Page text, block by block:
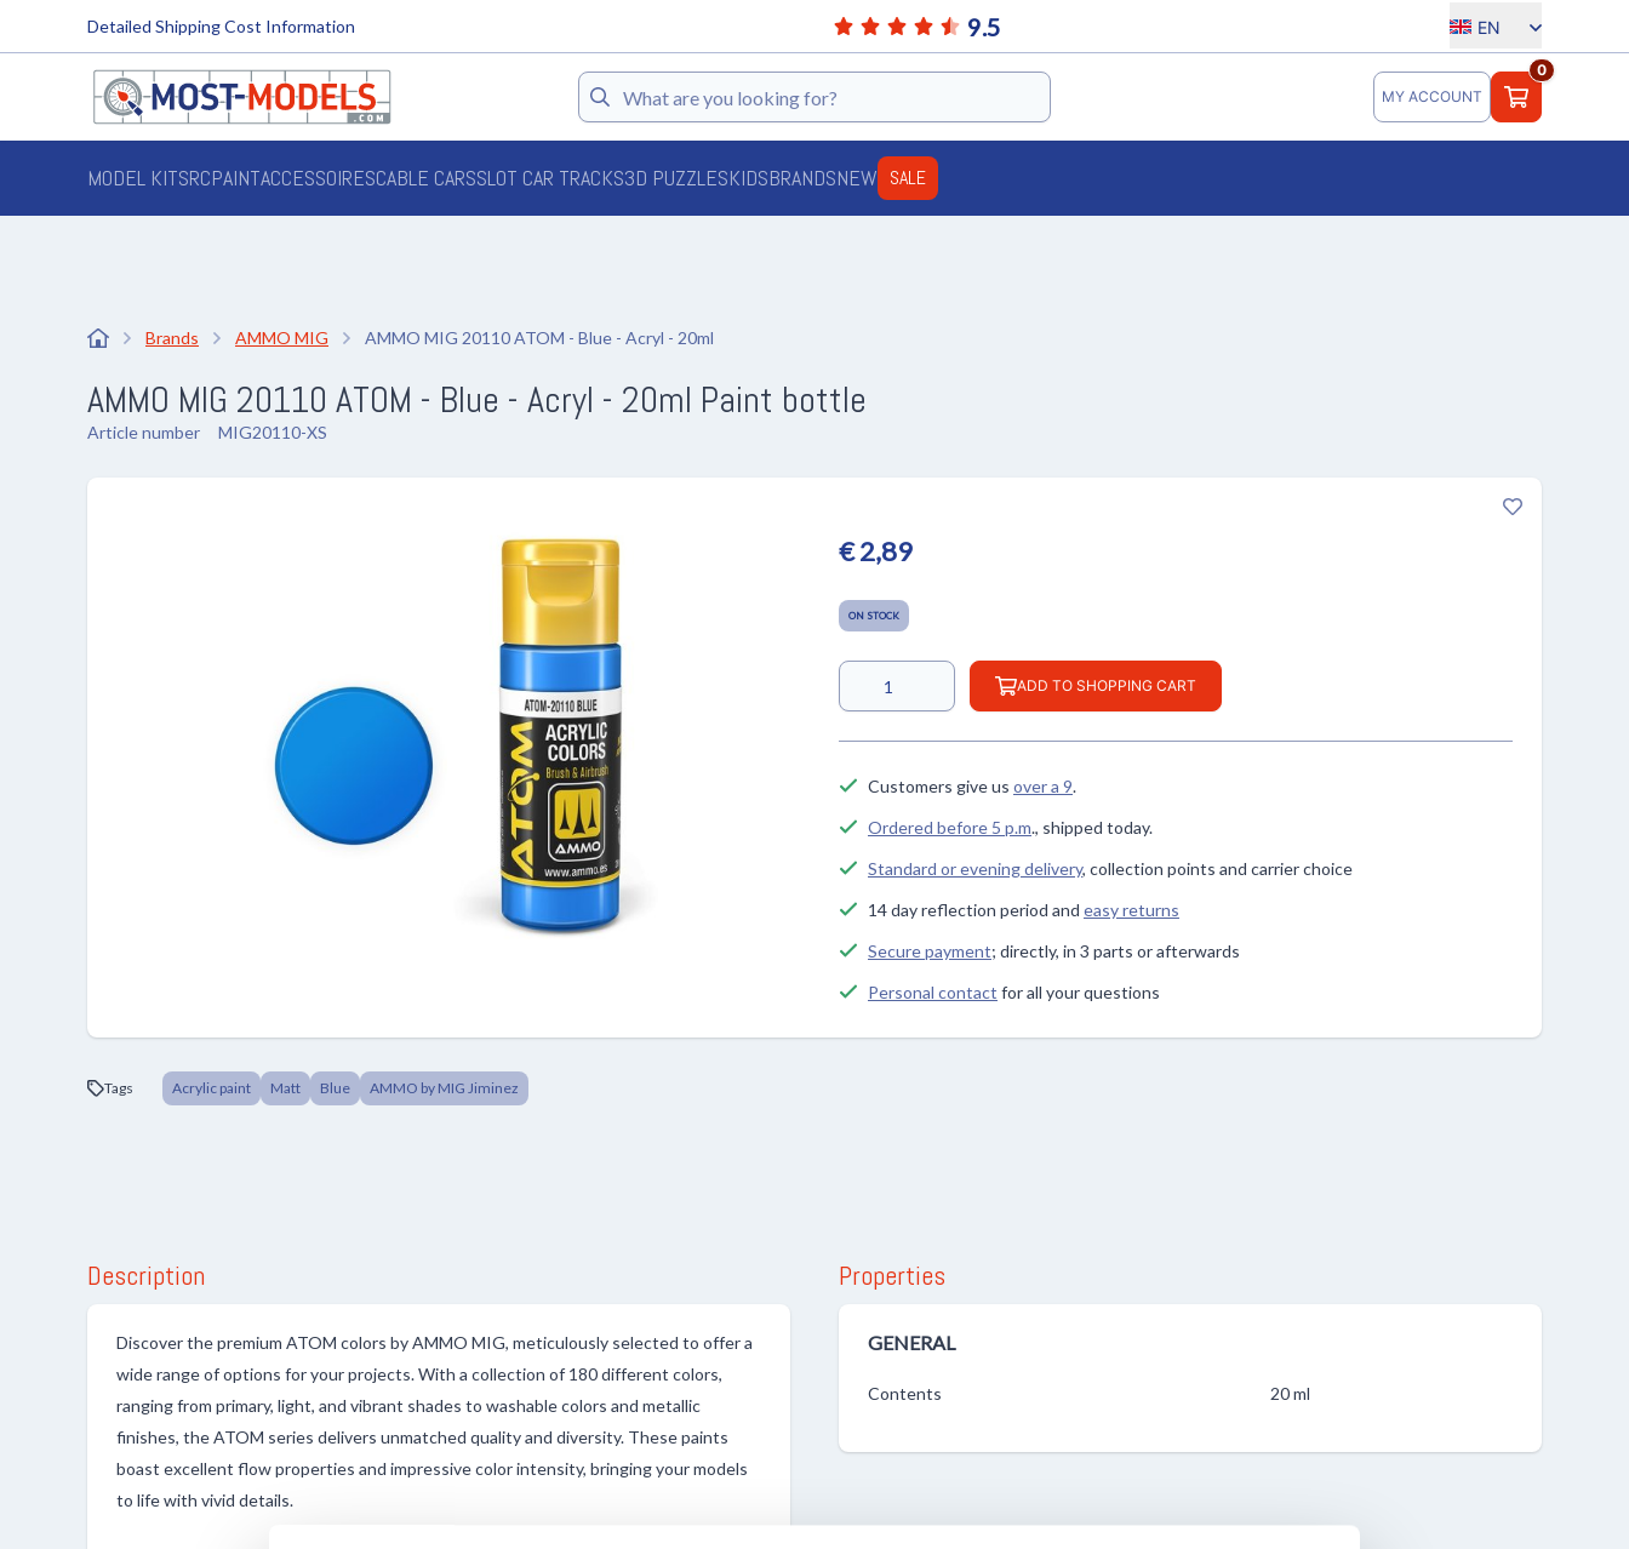
9.5
Detailed Shipping Cost Information EN
MY ACCOUNT
0
Search
MODEL KITSRCPAINTACCESSOIRESCABLE CARSSLOT CAR TRACKS3D PUZZLESKIDSBRANDSNEW SALE
Brands AMMO MIG AMMO MIG 20110 ATOM - Blue - Acryl - 20ml
AMMO MIG 20110 ATOM - Blue - Acryl - 20ml Paint bottle
Article number MIG20110-XS
€ 2,89
ON STOCK
ADD TO SHOPPING CART
Customers give us over a 9.
Ordered before 5 p.m., shipped today.
Standard or evening delivery, collection points and carrier choice
14 day reflection period and easy returns
Secure payment; directly, in 3 parts or afterwards
Personal contact for all your questions
Tags Acrylic paint Matt Blue AMMO by MIG Jiminez
Description
Discover the premium ATOM colors by AMMO MIG, meticulously selected to offer a
wide range of options for your projects. With a collection of 180 different colors,
ranging from primary, light, and vibrant shades to washable colors and metallic
finishes, the ATOM series delivers unmatched quality and diversity. These paints
boast excellent flow properties and impressive color intensity, bringing your models
to life with vivid details.
Properties
GENERAL
Contents 20 ml